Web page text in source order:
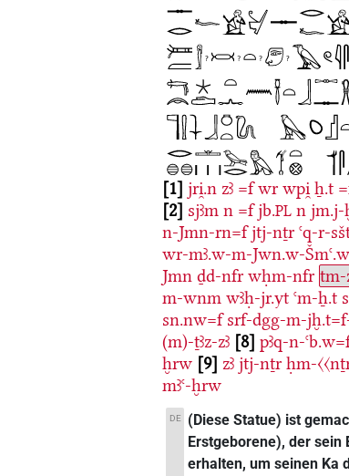
1 jri̯.n zꜣ =f wr wpi̯ ẖ.t
2 sjꜣm n =f jb.PL n jm.j-
n-Jmn-rn=f jtj-nṯr ꜥq-r-
wr-mꜣ.w-m-Jwn.w-Šmꜥ.w
Jmn ḏd-nfr wḥm-nfr
m-wnm wꜣḥ-jr.yt ꜥm-ẖ.t
sn.nw=f srf-dgg-m-
(m)-ṯꜣz-zꜣ 8 pꜣq-n-
ḫrw 9 zꜣ jtj-nṯr ḥm-
mꜣꜥ-ḫrw
DE
(Diese Statue) ist
Erstgeborene), der
erhalten, um seinen Ka